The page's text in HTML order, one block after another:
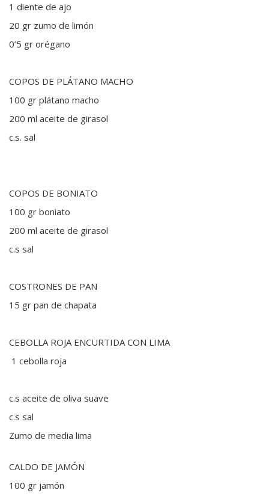
1 diente de ajo
20 gr zumo de limón
0’5 gr orégano
COPOS DE PLÁTANO MACHO
100 gr plátano macho
200 ml aceite de girasol
c.s. sal
COPOS DE BONIATO
100 gr boniato
200 ml aceite de girasol
c.s sal
COSTRONES DE PAN
15 gr pan de chapata
CEBOLLA ROJA ENCURTIDA CON LIMA
1 cebolla roja
c.s aceite de oliva suave
c.s sal
Zumo de media lima
CALDO DE JAMÓN
100 gr jamón